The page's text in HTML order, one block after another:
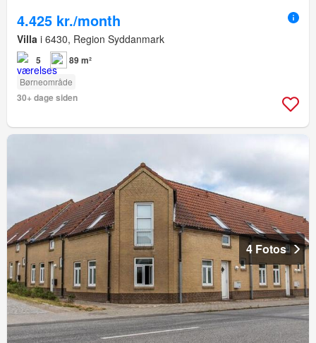
4.425 kr./month
Villa i 6430, Region Syddanmark
5 89 m²
Børneområde
30+ dage siden
4 Fotos